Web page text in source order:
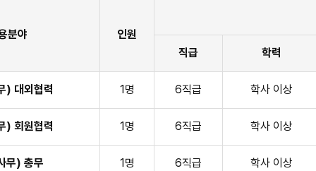
분야
인원
직급
학력
) 대외협력 1명 6직급 학사 이상
) 회원협력 1명 6직급 학사 이상
무) 총무 1명 6직급 학사 이상